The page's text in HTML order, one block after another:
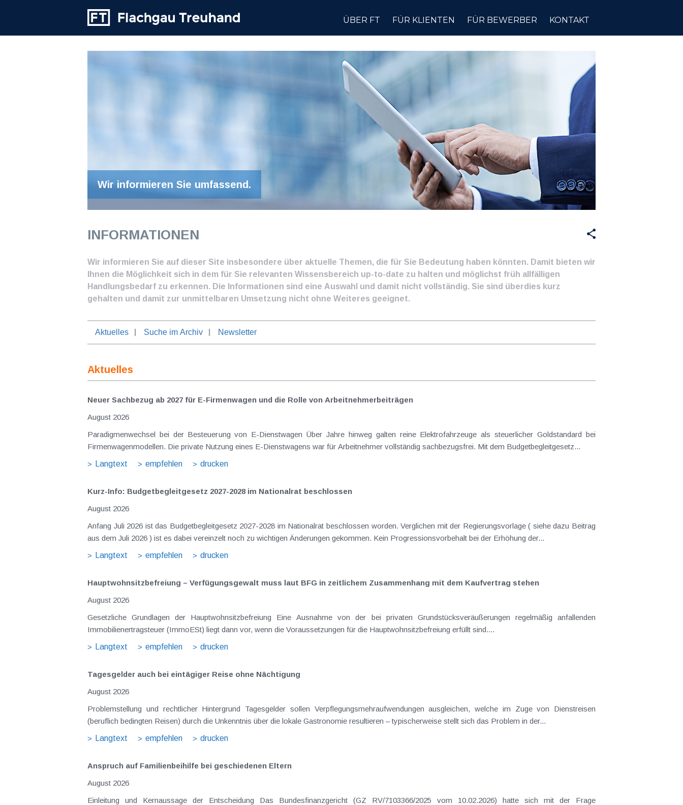
ÜBER FT FÜR KLIENTEN FÜR BEWERBER KONTAKT
Wir informieren Sie umfassend.
INFORMATIONEN
Wir informieren Sie auf dieser Site insbesondere über aktuelle Themen, die für Sie Bedeutung haben könnten. Damit bieten wir
Ihnen die Möglichkeit sich in dem für Sie relevanten Wissensbereich up-to-date zu halten und möglichst früh allfälligen
Handlungsbedarf zu erkennen. Die Informationen sind eine Auswahl und damit nicht vollständig. Sie sind überdies kurz
gehalten und damit zur unmittelbaren Umsetzung nicht ohne Weiteres geeignet.
Aktuelles Suche im Archiv Newsletter
Aktuelles
Neuer Sachbezug ab 2027 für E-Firmenwagen und die Rolle von Arbeitnehmer​­beiträgen
August 2026
Paradigmenwechsel bei der Besteuerung von E-Dienstwagen Über Jahre hinweg galten reine Elektrofahrzeuge als steuerlicher Goldstandard bei
Firmenwagenmodellen. Die private Nutzung eines E-Dienstwagens war für Arbeitnehmer vollständig sachbezugsfrei. Mit dem Budgetbegleitgesetz...
Langtext
empfehlen drucken
Kurz-Info: Budgetbegleitgesetz 2027-2028 im Nationalrat beschlossen
August 2026
Anfang Juli 2026 ist das Budgetbegleitgesetz 2027-2028 im Nationalrat beschlossen worden. Verglichen mit der Regierungsvorlage ( siehe dazu Beitrag
aus dem Juli 2026 ) ist es dabei vereinzelt noch zu wichtigen Änderungen gekommen. Kein Progressionsvorbehalt bei der Erhöhung der...
Langtext
empfehlen drucken
Hauptwohnsitz​­befreiung – Verfügungsgewalt muss laut BFG in zeitlichem Zusammenhang mit dem Kaufvertrag stehen
August 2026
Gesetzliche Grundlagen der Hauptwohnsitzbefreiung Eine Ausnahme von der bei privaten Grundstücksveräußerungen regelmäßig anfallenden
Immobilienertragsteuer (ImmoESt) liegt dann vor, wenn die Voraussetzungen für die Hauptwohnsitzbefreiung erfüllt sind....
Langtext
empfehlen drucken
Tagesgelder auch bei eintägiger Reise ohne Nächtigung
August 2026
Problemstellung und rechtlicher Hintergrund Tagesgelder sollen Verpflegungsmehraufwendungen ausgleichen, welche im Zuge von Dienstreisen
(beruflich bedingten Reisen) durch die Unkenntnis über die lokale Gastronomie resultieren – typischerweise stellt sich das Problem in der...
Langtext
empfehlen drucken
Anspruch auf Familienbeihilfe bei geschiedenen Eltern
August 2026
Einleitung und Kernaussage der Entscheidung Das Bundesfinanzgericht (GZ RV/7103366/2025 vom 10.02.2026) hatte sich mit der Frage